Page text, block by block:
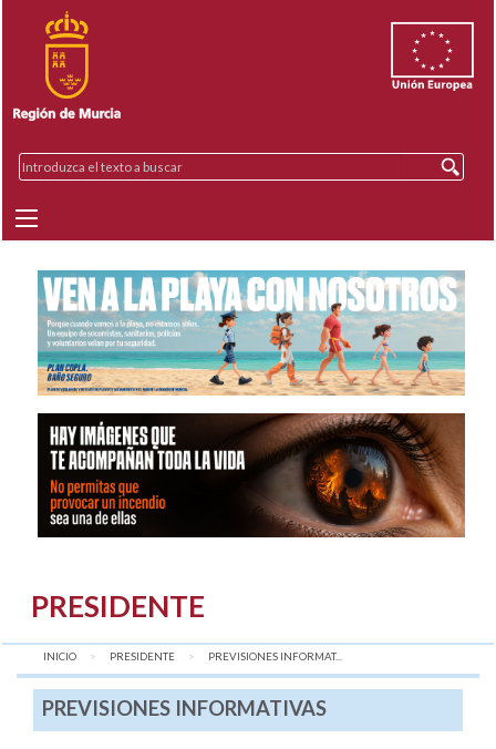
PRESIDENTE
INICIO PRESIDENTE AQUÍ:
PREVISIONES INFORMAT...
PREVISIONES INFORMATIVAS